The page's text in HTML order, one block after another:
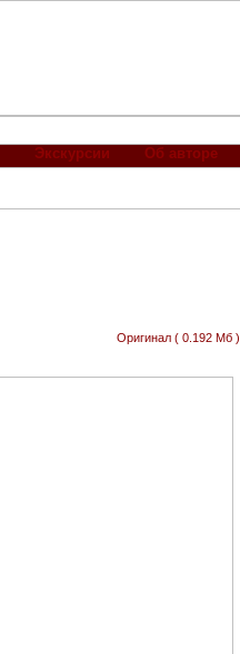
Экскурсии Об авторе
Оригинал ( 0.192 Мб )